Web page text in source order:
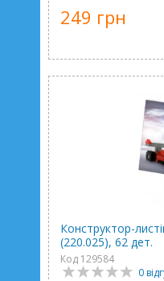
249 грн
Конструктор-
(220.025), 62 дет.
Код 129584
0